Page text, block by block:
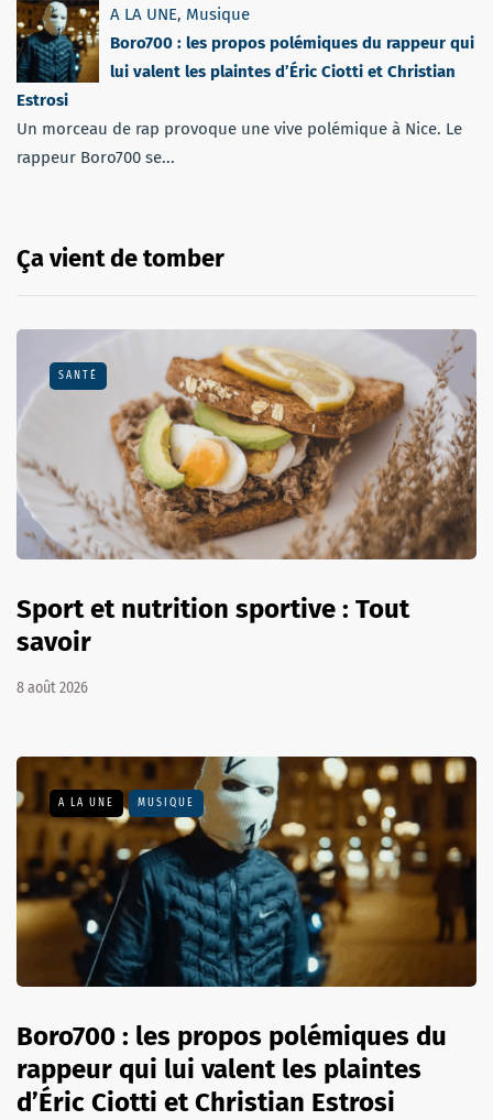
A LA UNE, Musique
Boro700 : les propos polémiques du rappeur qui
lui valent les plaintes d’Éric Ciotti et Christian
Estrosi
Un morceau de rap provoque une vive polémique à Nice. Le
rappeur Boro700 se...
Ça vient de tomber
SANTÉ
Sport et nutrition sportive : Tout
savoir
8 août 2026
A LA UNE MUSIQUE
Boro700 : les propos polémiques du
rappeur qui lui valent les plaintes
d’Éric Ciotti et Christian Estrosi